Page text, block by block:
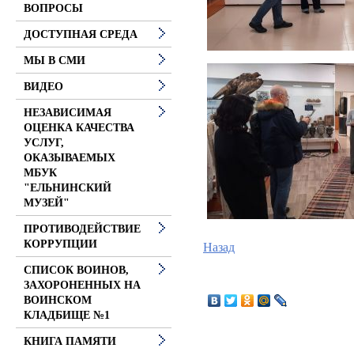
Назад
ВОПРОСЫ
ДОСТУПНАЯ СРЕДА
МЫ В СМИ
ВИДЕО
НЕЗАВИСИМАЯ
ОЦЕНКА КАЧЕСТВА
УСЛУГ,
ОКАЗЫВАЕМЫХ
МБУК
"ЕЛЬНИНСКИЙ
МУЗЕЙ"
ПРОТИВОДЕЙСТВИЕ
КОРРУПЦИИ
СПИСОК ВОИНОВ,
ЗАХОРОНЕННЫХ НА
ВОИНСКОМ
КЛАДБИЩЕ №1
КНИГА ПАМЯТИ